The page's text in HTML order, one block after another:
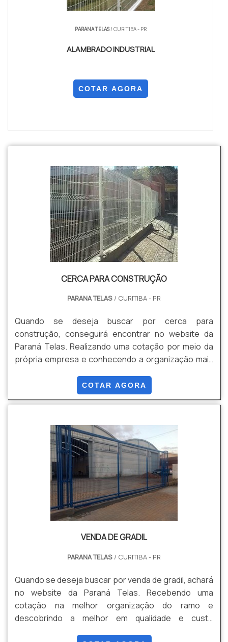
PARANA TELAS/ CURITIBA - PR
ALAMBRADO INDUSTRIAL
COTAR AGORA
CERCA PARA CONSTRUÇÃO
PARANA TELAS / CURITIBA - PR
Quando se deseja buscar por cerca para
construção, conseguirá encontrar no website da
Paraná Telas. Realizando uma cotação por meio da
própria empresa e conhecendo a organização mais
para construção, com os colaboradores da Paraná
Telas o cliente poderá encontrar precisão com
outro produto necessário para a fixação deste tipo
de cercame...
COTAR AGORA
VENDA DE GRADIL
PARANA TELAS / CURITIBA - PR
Quando se deseja buscar por venda de gradil, achará
no website da Paraná Telas. Recebendo uma
cotação na melhor organização do ramo e
descobrindo a melhor em qualidade e custo